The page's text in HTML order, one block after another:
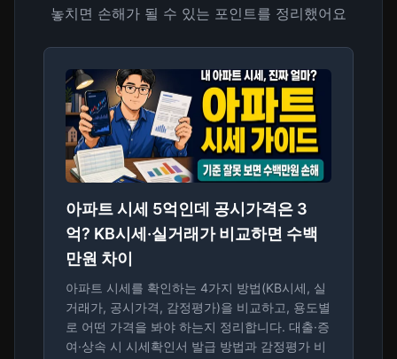
놓치면 손해가 될 수 있는 포인트를 정리했어요
아파트 시세 5억인데 공시가격은 3
억? KB시세·실거래가 비교하면 수백
만원 차이
아파트 시세를 확인하는 4가지 방법(KB시세, 실
거래가, 공시가격, 감정평가)을 비교하고, 용도별
로 어떤 가격을 봐야 하는지 정리합니다. 대출·증
여·상속 시 시세확인서 발급 방법과 감정평가 비